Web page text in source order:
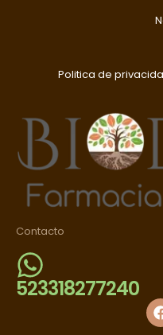
Politica de
Contacto
523318277240